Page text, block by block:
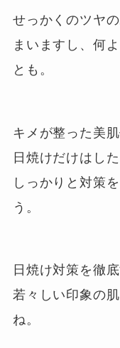
せっかくのツヤ
まいますし、何
とも。
キメが整った美
日焼けだけはした
しっかりと対策
う。
日焼け対策を徹
若々しい印象の
ね。